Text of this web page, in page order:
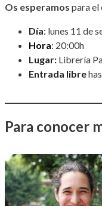
Os esperamos para el
Día: lunes 11 de
Hora: 20:00h
Lugar: Librería
Entrada libre
Para conocer